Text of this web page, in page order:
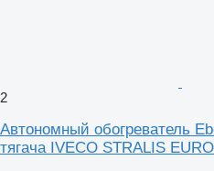
2
Автономный обогреватель
тягача IVECO STRALIS